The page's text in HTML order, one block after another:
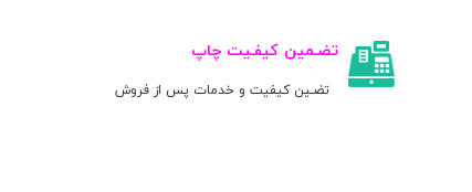
تضـمین کیفـیت چاپ
تضـین کیفیت و خدمات پس از فروش